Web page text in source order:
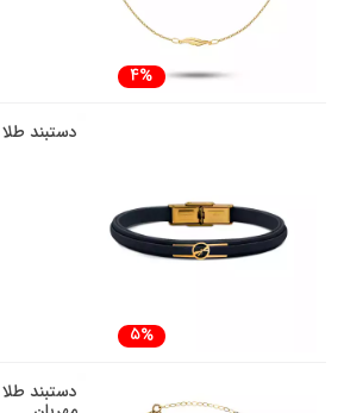
4%
دستبند
5%
دستبند